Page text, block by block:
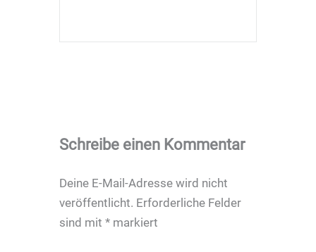
Schreibe einen Kommentar
Deine E-Mail-Adresse wird nicht
veröffentlicht. Erforderliche Felder
sind mit * markiert